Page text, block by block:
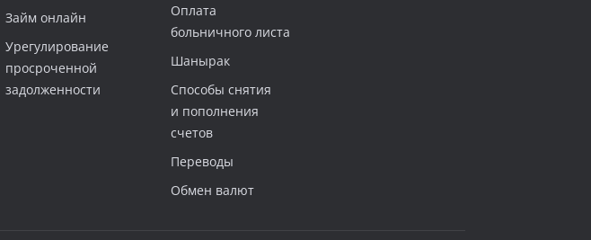
Займ онлайн
Урегулирование
просроченной
задолженности
Оплата
больничного листа
Шанырак
Способы снятия
и пополнения
счетов
Переводы
Обмен валют